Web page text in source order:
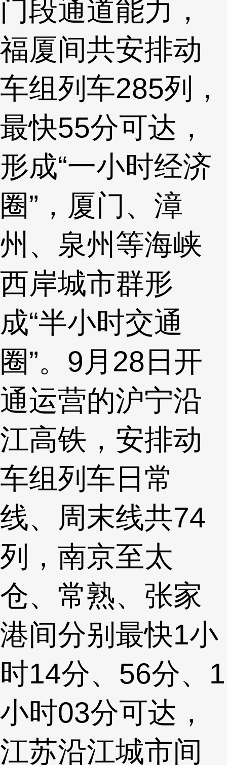
门段通道能力，
福厦间共安排动
车组列车285列，
最快55分可达，
形成“一小时经济
圈”，厦门、漳
州、泉州等海峡
西岸城市群形
成“半小时交通
圈”。9月28日开
通运营的沪宁沿
江高铁，安排动
车组列车日常
线、周末线共74
列，南京至太
仓、常熟、张家
港间分别最快1小
时14分、56分、1
小时03分可达，
江苏沿江城市间